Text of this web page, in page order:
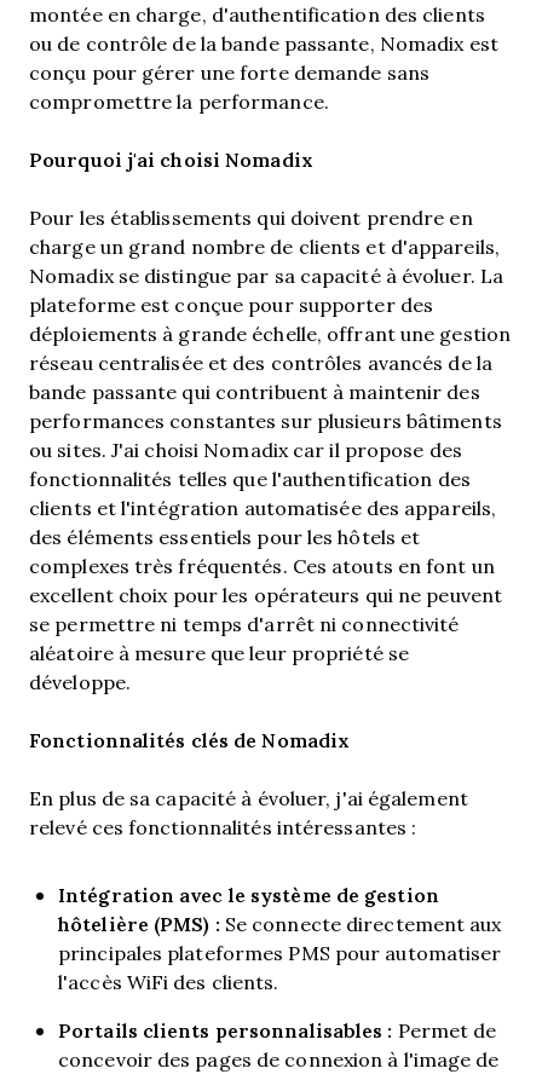
montée en charge, d'authentification des clients
ou de contrôle de la bande passante, Nomadix est
conçu pour gérer une forte demande sans
compromettre la performance.
Pourquoi j'ai choisi Nomadix
Pour les établissements qui doivent prendre en
charge un grand nombre de clients et d'appareils,
Nomadix se distingue par sa capacité à évoluer. La
plateforme est conçue pour supporter des
déploiements à grande échelle, offrant une gestion
réseau centralisée et des contrôles avancés de la
bande passante qui contribuent à maintenir des
performances constantes sur plusieurs bâtiments
ou sites. J'ai choisi Nomadix car il propose des
fonctionnalités telles que l'authentification des
clients et l'intégration automatisée des appareils,
des éléments essentiels pour les hôtels et
complexes très fréquentés. Ces atouts en font un
excellent choix pour les opérateurs qui ne peuvent
se permettre ni temps d'arrêt ni connectivité
aléatoire à mesure que leur propriété se
développe.
Fonctionnalités clés de Nomadix
En plus de sa capacité à évoluer, j'ai également
relevé ces fonctionnalités intéressantes :
Intégration avec le système de gestion
hôtelière (PMS) : Se connecte directement aux
principales plateformes PMS pour automatiser
l'accès WiFi des clients.
Portails clients personnalisables : Permet de
concevoir des pages de connexion à l'image de